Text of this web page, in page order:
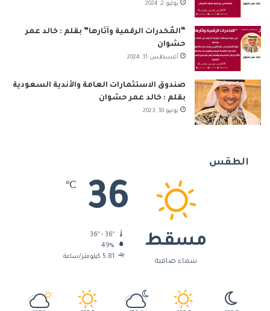
يوليو 2, 2024
“المُخدرات الرقمية وآثارها” بقلم : خالد عمر
حشوان
أغسطس 11, 2024
صندوق الاستثمارات العامة والأندية السعودية
بقلم : خالد عمر حشوان
يونيو 10, 2023
الطقس
مسقط
سماء صافية
36
℃
49%
5.81 كيلومتر/ساعة